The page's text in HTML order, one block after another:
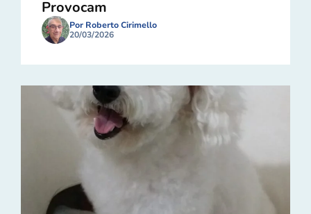
Provocam
Por Roberto Cirimello
20/03/2026